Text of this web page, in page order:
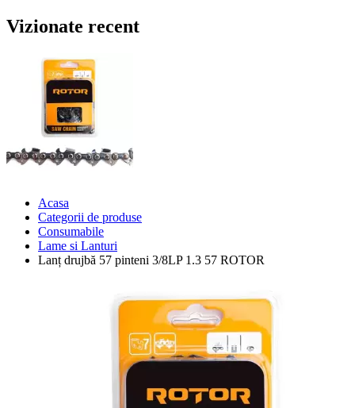
Vizionate recent
Acasa
Categorii de produse
Consumabile
Lame si Lanturi
Lanț drujbă 57 pinteni 3/8LP 1.3 57 ROTOR